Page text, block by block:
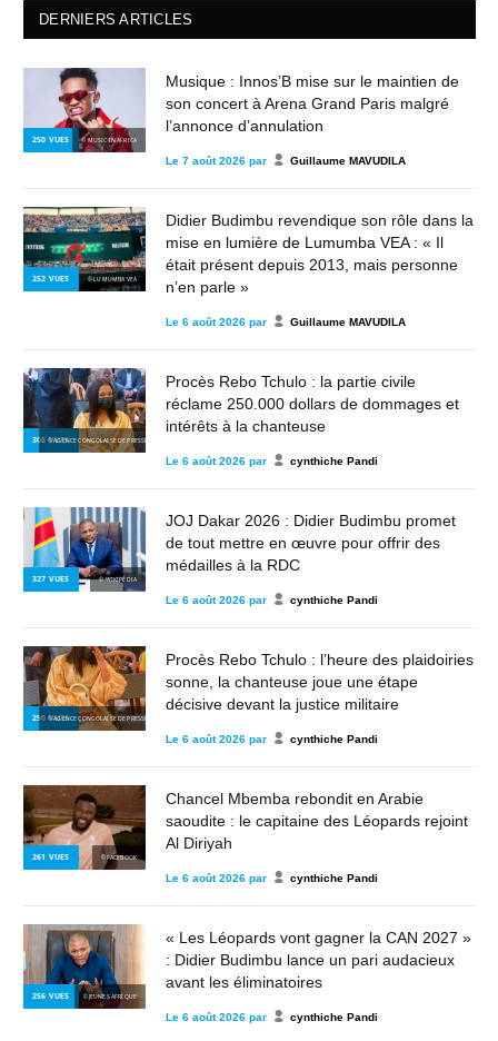
DERNIERS ARTICLES
250 VUES © MUSIC IN AFRICA
Musique : Innos’B mise sur le maintien de
son concert à Arena Grand Paris malgré
l’annonce d’annulation
Le 7 août 2026 par Guillaume MAVUDILA
252 VUES © LUMUMBA VEA
Didier Budimbu revendique son rôle dans la
mise en lumière de Lumumba VEA : « Il
était présent depuis 2013, mais personne
n’en parle »
Le 6 août 2026 par Guillaume MAVUDILA
308 VUES
© AGENCE CONGOLAISE DE PRESSE
Procès Rebo Tchulo : la partie civile
réclame 250.000 dollars de dommages et
intérêts à la chanteuse
Le 6 août 2026 par cynthiche Pandi
327 VUES © WIKIPÉDIA
JOJ Dakar 2026 : Didier Budimbu promet
de tout mettre en œuvre pour offrir des
médailles à la RDC
Le 6 août 2026 par cynthiche Pandi
290 VUES
© AGENCE CONGOLAISE DE PRESSE
Procès Rebo Tchulo : l’heure des plaidoiries
sonne, la chanteuse joue une étape
décisive devant la justice militaire
Le 6 août 2026 par cynthiche Pandi
261 VUES © FACEBOOK
Chancel Mbemba rebondit en Arabie
saoudite : le capitaine des Léopards rejoint
Al Diriyah
Le 6 août 2026 par cynthiche Pandi
256 VUES © JEUNES AFRIQUE
« Les Léopards vont gagner la CAN 2027 »
: Didier Budimbu lance un pari audacieux
avant les éliminatoires
Le 6 août 2026 par cynthiche Pandi